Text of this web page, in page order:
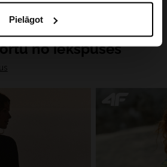
partneru piedāvātos risinajumus
Detalizētu informāciju var atrast
un sadaļā "Detaļas".
Pielāgot
no iekšpuses